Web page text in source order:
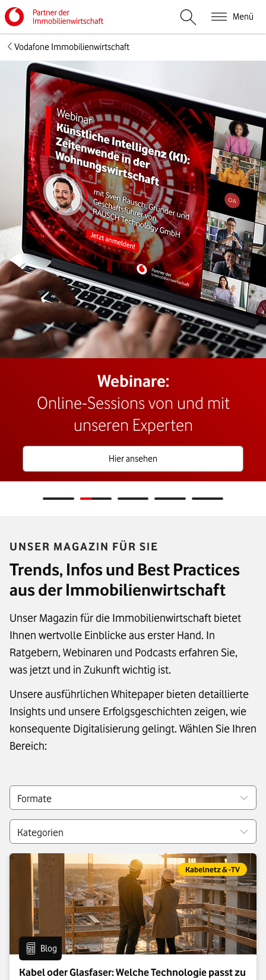
Menü
Suche öffnen
Vodafone Immobilienwirtschaft
Webinare:
Online-Sessions von und mit
unseren Experten
Hier ansehen
UNSER MAGAZIN FÜR SIE
Trends, Infos und Best Practices
aus der Immobilienwirtschaft
Unser Magazin für die Immobilienwirtschaft bietet
Ihnen wertvolle Einblicke aus erster Hand. In
Ratgebern, Webinaren und Podcasts erfahren Sie,
was jetzt und in Zukunft wichtig ist.
Unsere ausführlichen Whitepaper bieten detaillierte
Insights und unsere Erfolgsgeschichten zeigen, wie
konsequente Digitalisierung gelingt. Wählen Sie Ihren
Bereich:
Filter:
Formate
Filter:
Kategorien
Eintrag gehört zur
Kabelnetz & -TV
Eintrag vom Format:
Blog
Kabel oder Glasfaser: Welche Technologie passt zu